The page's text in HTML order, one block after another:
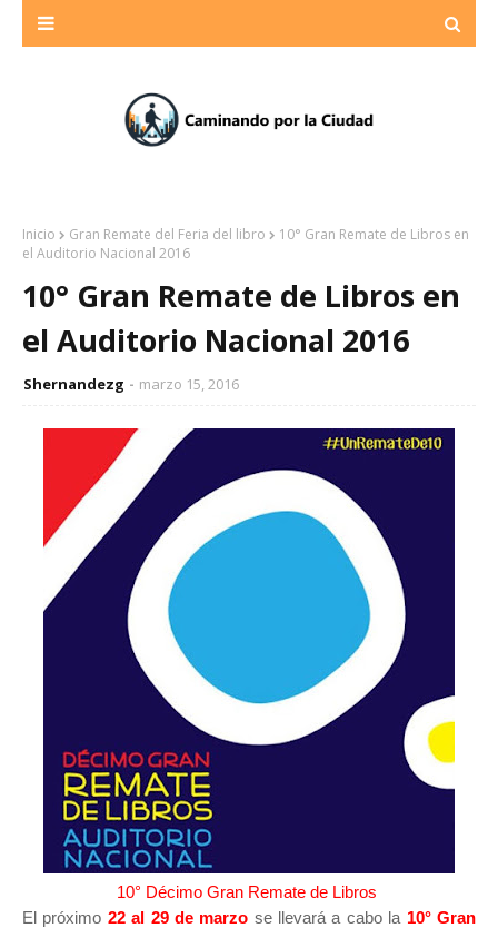
Inicio Gran Remate del Feria del libro
10° Gran Remate de Libros en
el Auditorio Nacional 2016
10° Gran Remate de Libros en
el Auditorio Nacional 2016
Shernandezg marzo 15, 2016
10° Décimo Gran Remate de Libros
El próximo 22 al 29 de marzo se llevará a cabo la 10° Gran